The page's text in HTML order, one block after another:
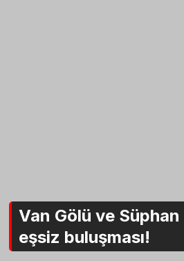
Van Gölü ve Süphan
eşsiz buluşması!